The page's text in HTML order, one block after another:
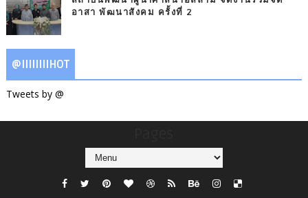
อาสา พัฒนาสังคม ครั้งที่ 2
@IIIIIIIIHOT
Tweets by @